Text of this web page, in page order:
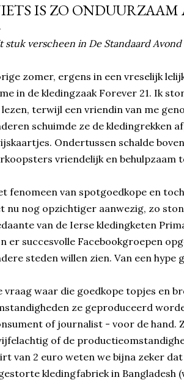
IS ZO ONDUURZAAM
stuk verscheen in De Standaard Avond
zomer, ergens in een vreselijk
in de kledingzaak Forever 21. Ik
terwijl een vriendin van me
schuimde ze de kledingrekken
Ondertussen schalde
vriendelijk en behulpzaam
fenomeen van spotgoedkope en
nu nog opzichtiger aanwezig, zo
van de Ierse kledingketen
er succesvolle Facebookgroepen
steden willen zien. Van een hype
vraag waar die goedkope topjes en
ze geproduceerd
of journalist - voor de hand.
of de
van 2 euro weten we bijna zeker
kledingfabriek in Bangladesh